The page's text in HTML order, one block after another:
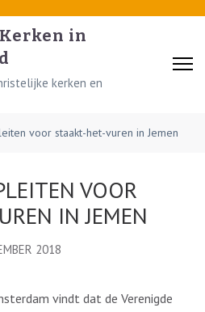
in
kerken en
voor staakt-het-vuren in Jemen
VOOR
IN JEMEN
2018
vindt dat de Verenigde